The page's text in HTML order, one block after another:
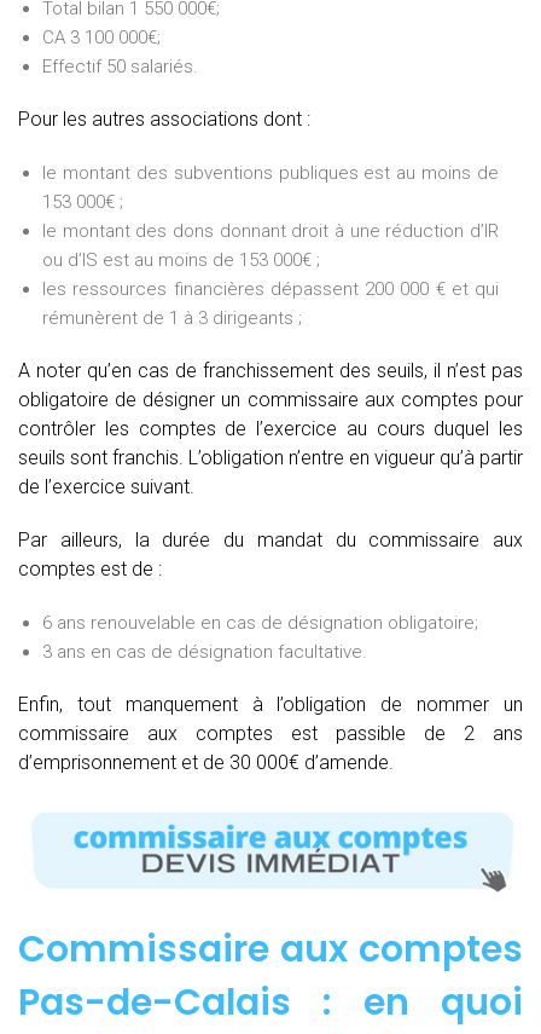
Total bilan 1 550 000€;
CA 3 100 000€;
Effectif 50 salariés.
Pour les autres associations dont :
le montant des subventions publiques est au moins de
153 000€ ;
le montant des dons donnant droit à une réduction d’IR
ou d’IS est au moins de 153 000€ ;
les ressources financières dépassent 200 000 € et qui
rémunèrent de 1 à 3 dirigeants ;
A noter qu’en cas de franchissement des seuils, il n’est pas
obligatoire de désigner un commissaire aux comptes pour
contrôler les comptes de l’exercice au cours duquel les
seuils sont franchis. L’obligation n’entre en vigueur qu’à partir
de l’exercice suivant.
Par ailleurs, la durée du mandat du commissaire aux
comptes est de :
6 ans renouvelable en cas de désignation obligatoire;
3 ans en cas de désignation facultative.
Enfin, tout manquement à l’obligation de nommer un
commissaire aux comptes est passible de 2 ans
d’emprisonnement et de 30 000€ d’amende.
Commissaire aux comptes
Pas-de-Calais : en quoi